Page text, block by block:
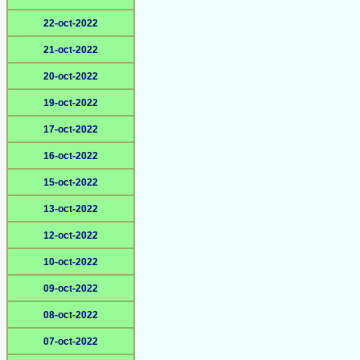
22-oct-2022
21-oct-2022
20-oct-2022
19-oct-2022
17-oct-2022
16-oct-2022
15-oct-2022
13-oct-2022
12-oct-2022
10-oct-2022
09-oct-2022
08-oct-2022
07-oct-2022